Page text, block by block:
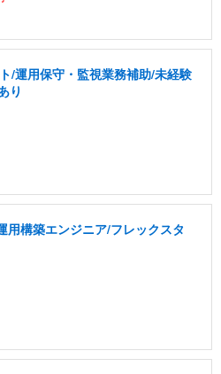
/運用保守・監視業務補助/未経験
り
用構築エンジニア/フレックスタ